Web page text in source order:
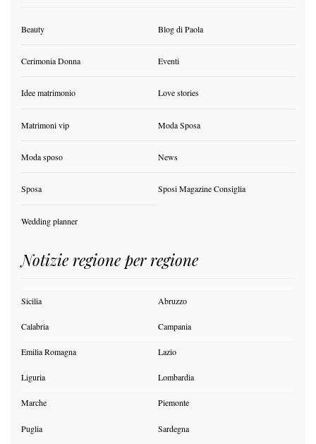
Beauty Blog di Paola
Cerimonia Donna Eventi
Idee matrimonio Love stories
Matrimoni vip Moda Sposa
Moda sposo News
Sposa Sposi Magazine Consiglia
Wedding planner
Notizie regione per regione
Sicilia Abruzzo
Calabria Campania
Emilia Romagna Lazio
Liguria Lombardia
Marche Piemonte
Puglia Sardegna